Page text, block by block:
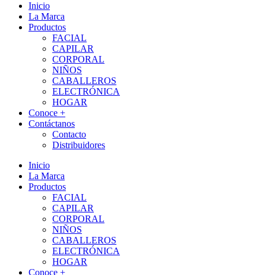
Inicio
La Marca
Productos
FACIAL
CAPILAR
CORPORAL
NIÑOS
CABALLEROS
ELECTRÓNICA
HOGAR
Conoce +
Contáctanos
Contacto
Distribuidores
Inicio
La Marca
Productos
FACIAL
CAPILAR
CORPORAL
NIÑOS
CABALLEROS
ELECTRÓNICA
HOGAR
Conoce +